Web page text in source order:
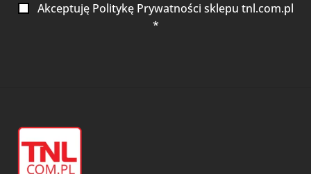
Akceptuję Politykę Prywatności sklepu tnl.com.pl
*